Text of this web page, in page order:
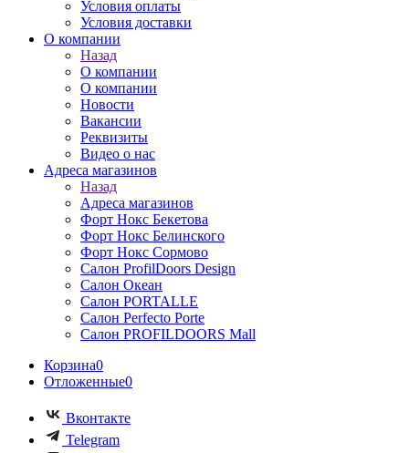
Условия оплаты
Условия доставки
О компании
Назад
О компании
О компании
Новости
Вакансии
Реквизиты
Видео о нас
Адреса магазинов
Назад
Адреса магазинов
Форт Нокс Бекетова
Форт Нокс Белинского
Форт Нокс Сормово
Салон ProfilDoors Design
Салон Океан
Салон PORTALLE
Салон Perfecto Portе
Салон PROFILDOORS Mall
Корзина0
Отложенные0
Вконтакте
Telegram